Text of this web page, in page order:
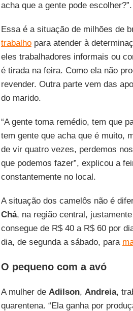
acha que a gente pode escolher?”.
Essa é a situação de milhões de
trabalhopara atender à
eles trabalhadores informais ou
é tirada na feira. Como ela não
revender. Outra parte vem das
do marido.
“A gente toma remédio, tem que
tem gente que acha que é muito,
de vir quatro vezes, perdemos
que podemos fazer”, explicou a
constantemente no local.
A situação dos camelôs não é
Chá, na região central,
consegue de R$ 40 a R$ 60 por
dia, de segunda a sábado, para
O pequeno com a avó
A mulher de Adilson, Andreia,
quarentena. “Ela ganha por